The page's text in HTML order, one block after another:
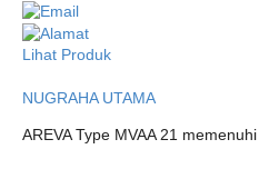
Lihat Produk
NUGRAHA UTAMA
AREVA Type MVAA 21